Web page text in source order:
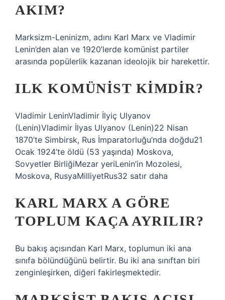
AKIM?
Marksizm-Leninizm, adını Karl Marx ve Vladimir
Lenin’den alan ve 1920’lerde komünist partiler
arasında popülerlik kazanan ideolojik bir harekettir.
ILK KOMÜNIST KIMDIR?
Vladimir LeninVladimir İlyiç Ulyanov
(Lenin)Vladimir İlyas Ulyanov (Lenin)22 Nisan
1870’te Simbirsk, Rus İmparatorluğu’nda doğdu21
Ocak 1924’te öldü (53 yaşında) Moskova,
Sovyetler BirliğiMezar yeriLenin’in Mozolesi,
Moskova, RusyaMilliyetRus32 satır daha
KARL MARX A GÖRE
TOPLUM KAÇA AYRILIR?
Bu bakış açısından Karl Marx, toplumun iki ana
sınıfa bölündüğünü belirtir. Bu iki ana sınıftan biri
zenginleşirken, diğeri fakirleşmektedir.